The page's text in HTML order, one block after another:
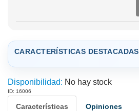
CARACTERÍSTICAS DESTACADAS
Disponibilidad: No hay stock
ID: 16006
Características Opiniones